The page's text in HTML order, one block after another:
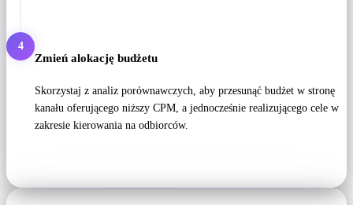
4
Zmień alokację budżetu
Skorzystaj z analiz porównawczych, aby przesunąć budżet w stronę
kanału oferującego niższy CPM, a jednocześnie realizującego cele w
zakresie kierowania na odbiorców.